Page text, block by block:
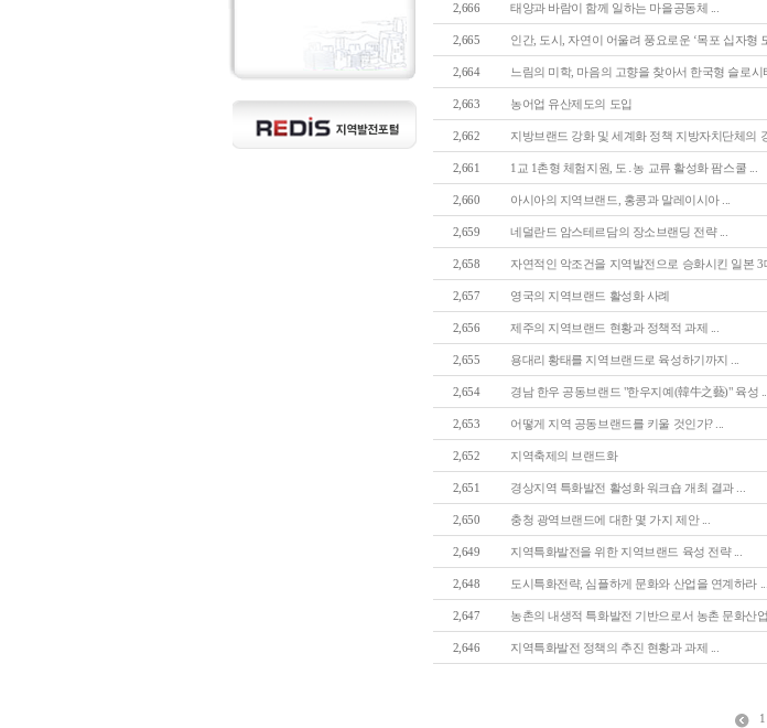
2,666 태양과 바람이 함께 일하는 마을공동체 ...
2,665 인간, 도시, 자연이 어울려 풍요로운 ‘목포 십자형 도
2,664 느림의 미학, 마음의 고향을 찾아서 한국형 슬로시
2,663 농어업 유산제도의 도입
2,662 지방브랜드 강화 및 세계화 정책 지방자치단체의
2,661 1교 1촌형 체험지원, 도․농 교류 활성화 팜스쿨 ...
2,660 아시아의 지역브랜드, 홍콩과 말레이시아 ...
2,659 네덜란드 암스테르담의 장소브랜딩 전략 ...
2,658 자연적인 악조건을 지역발전으로 승화시킨 일본 3
2,657 영국의 지역브랜드 활성화 사례
2,656 제주의 지역브랜드 현황과 정책적 과제 ...
2,655 용대리 황태를 지역브랜드로 육성하기까지 ...
2,654 경남 한우 공동브랜드 "한우지예(韓牛之藝)" 육성 ...
2,653 어떻게 지역 공동브랜드를 키울 것인가? ...
2,652 지역축제의 브랜드화
2,651 경상지역 특화발전 활성화 워크숍 개최 결과 ...
2,650 충청 광역브랜드에 대한 몇 가지 제안 ...
2,649 지역특화발전을 위한 지역브랜드 육성 전략 ...
2,648 도시특화전략, 심플하게 문화와 산업을 연계하라 ...
2,647 농촌의 내생적 특화발전 기반으로서 농촌 문화산업
2,646 지역특화발전 정책의 추진 현황과 과제 ...
1